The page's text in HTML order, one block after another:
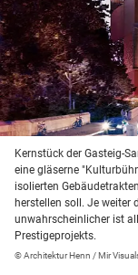
Kernstück der Gasteig-
eine gläserne
isolierten
herstellen soll. Je weiter
unwahrscheinlicher ist
Prestigeprojekts.
© Architektur Henn / Mir